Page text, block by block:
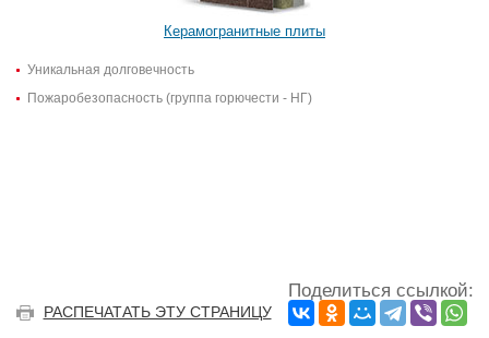
Керамогранитные плиты
Уникальная долговечность
Пожаробезопасность (группа горючести - НГ)
РАСПЕЧАТАТЬ ЭТУ СТРАНИЦУ
Поделиться ссылкой: